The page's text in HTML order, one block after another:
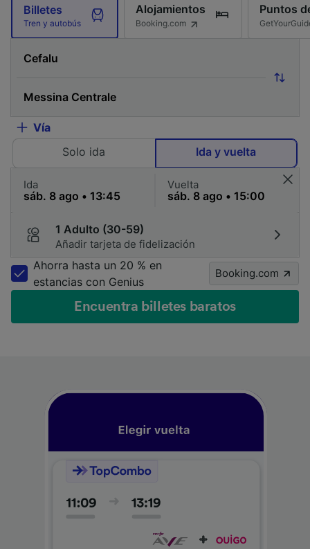
Billetes
Tren y autobús
Alojamientos
Booking.com
Puntos
Vía
Solo ida
Ida y vuelta
Ida Vuelta
1 Adulto (30-59)
Añadir tarjeta de fidelización
Ahorra hasta un 20 % en
estancias con Genius
Booking.com
Encuentra billetes baratos